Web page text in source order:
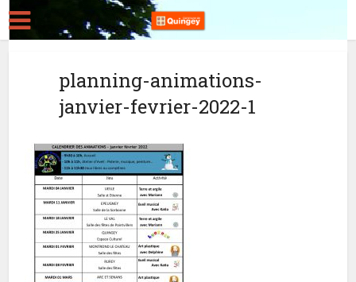
planning-animations-
janvier-fevrier-2022-1